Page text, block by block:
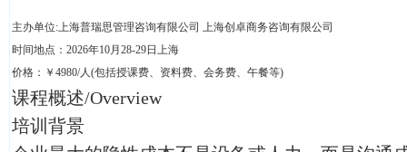
主办单位:上海普瑞思管理咨询有限公司 上海创卓商务咨询有限公司
时间地点：2026年10月28-29日上海
价格：￥4980/人(包括授课费、资料费、会务费、午餐等)
课程概述/Overview
培训背景